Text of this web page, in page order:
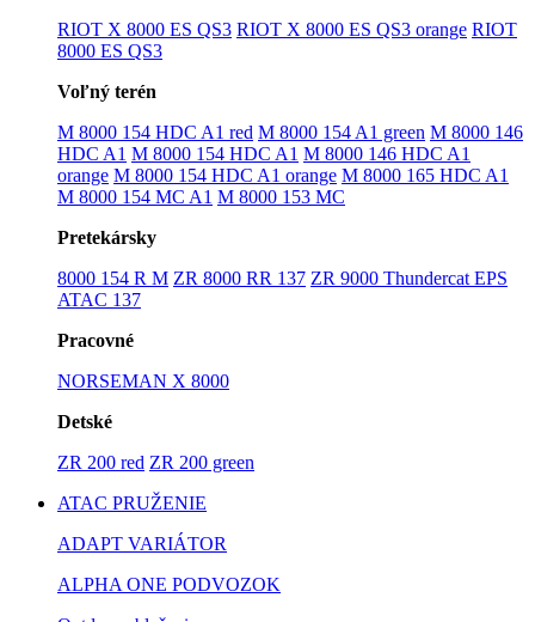
RIOT X 8000 ES QS3 RIOT X 8000 ES QS3 orange RIOT
8000 ES QS3
Voľný terén
M 8000 154 HDC A1 red M 8000 154 A1 green M 8000 146
HDC A1 M 8000 154 HDC A1 M 8000 146 HDC A1
orange M 8000 154 HDC A1 orange M 8000 165 HDC A1
M 8000 154 MC A1 M 8000 153 MC
Pretekársky
8000 154 R M ZR 8000 RR 137 ZR 9000 Thundercat EPS
ATAC 137
Pracovné
NORSEMAN X 8000
Detské
ZR 200 red ZR 200 green
ATAC PRUŽENIE
ADAPT VARIÁTOR
ALPHA ONE PODVOZOK